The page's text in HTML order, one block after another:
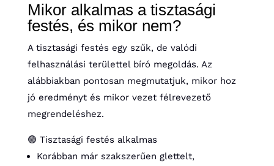
Mikor alkalmas a tisztasági
festés, és mikor nem?
A tisztasági festés egy szűk, de valódi
felhasználási területtel bíró megoldás. Az
alábbiakban pontosan megmutatjuk, mikor hoz
jó eredményt és mikor vezet félrevezető
megrendeléshez.
🟢 Tisztasági festés alkalmas
Korábban már szakszerűen glettelt,